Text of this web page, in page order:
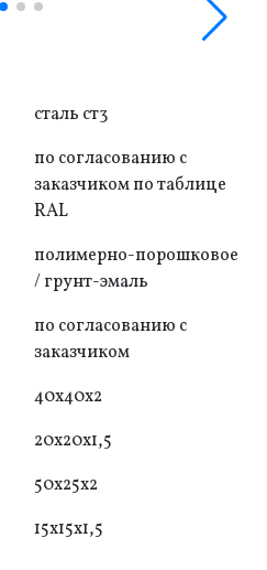
сталь ст3
по согласованию с
заказчиком по таблице
RAL
полимерно-порошковое
/ грунт-эмаль
по согласованию с
заказчиком
40x40x2
20x20x1,5
50x25x2
15x15x1,5